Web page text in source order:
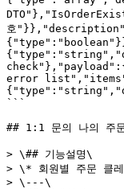
호
error
```
## 1:1 문의 나의 주
> \## 기능설명\
> \* 회원별 주문 클
> \---\